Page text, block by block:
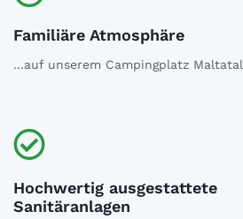
Familiäre Atmosphäre
...auf unserem Campingplatz Maltatal
Hochwertig ausgestattete
Sanitäranlagen